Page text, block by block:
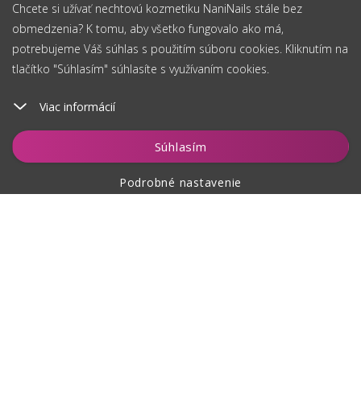
Chcete si užívať nechtovú kozmetiku NaniNails stále bez
obmedzenia? K tomu, aby všetko fungovalo ako má,
potrebujeme Váš súhlas s použitím súboru cookies. Kliknutím na
tlačítko "Súhlasím" súhlasíte s využívaním cookies.
Viac informácií
Súhlasím
Podrobné nastavenie
Vložiť do košíka